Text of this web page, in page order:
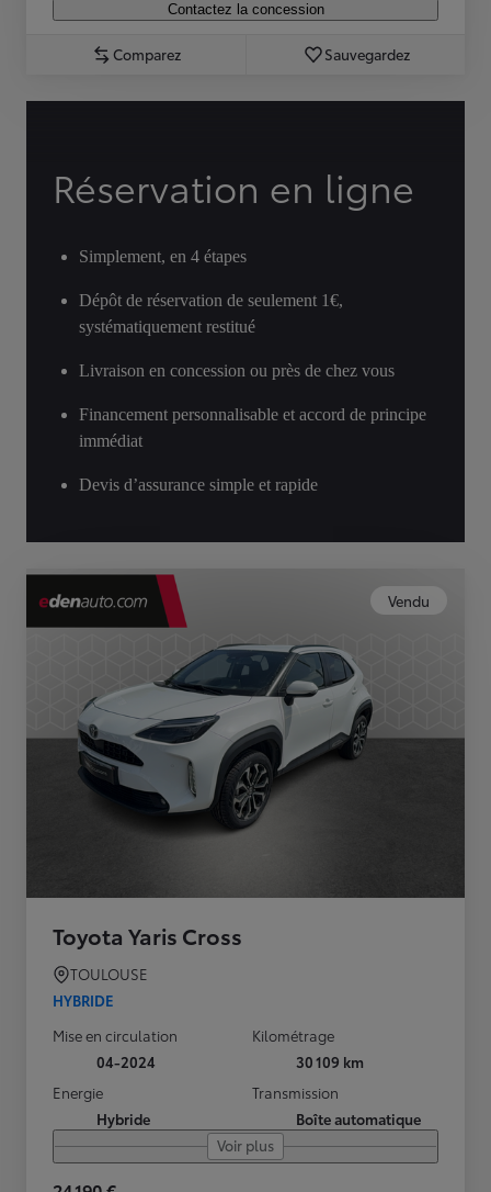
Contactez la concession
Comparez Sauvegardez
Réservation en ligne
Simplement, en 4 étapes
Dépôt de réservation de seulement 1€,
systématiquement restitué
Livraison en concession ou près de chez vous
Financement personnalisable et accord de principe
immédiat
Devis d’assurance simple et rapide
Vendu
Toyota Yaris Cross
TOULOUSE
HYBRIDE
Mise en circulation
04-2024
Kilométrage
30 109 km
Energie
Hybride
Transmission
Boîte automatique
Voir plus